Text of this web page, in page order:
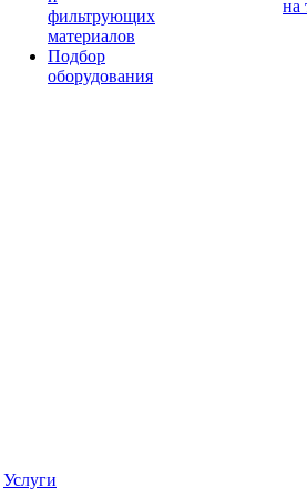
фильтрующих
материалов
Подбор
оборудования
на
Услуги